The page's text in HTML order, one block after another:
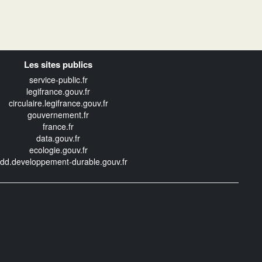
Les sites publics
service-public.fr
legifrance.gouv.fr
circulaire.legifrance.gouv.fr
gouvernement.fr
france.fr
data.gouv.fr
ecologie.gouv.fr
durable.gouv.fr